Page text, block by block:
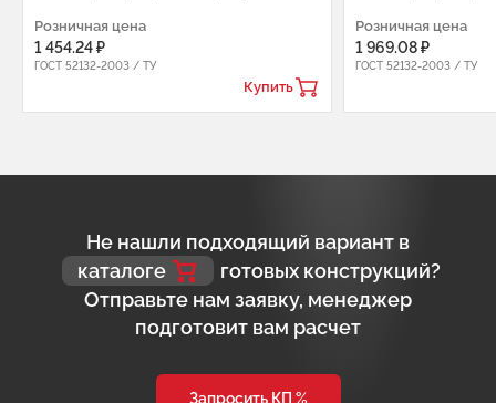
Розничная цена
1 454.24 ₽
ГОСТ 52132-2003 / ТУ
Купить
Розничная цена
1 969.08 ₽
ГОСТ 52132-2003 / ТУ
Не нашли подходящий вариант в
каталоге
готовых конструкций?
Отправьте нам заявку, менеджер
подготовит вам расчет
Запросить КП %